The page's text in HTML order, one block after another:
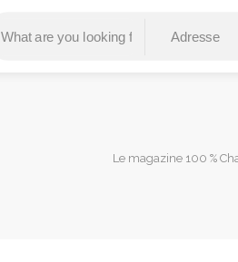
Le magazine 100 %